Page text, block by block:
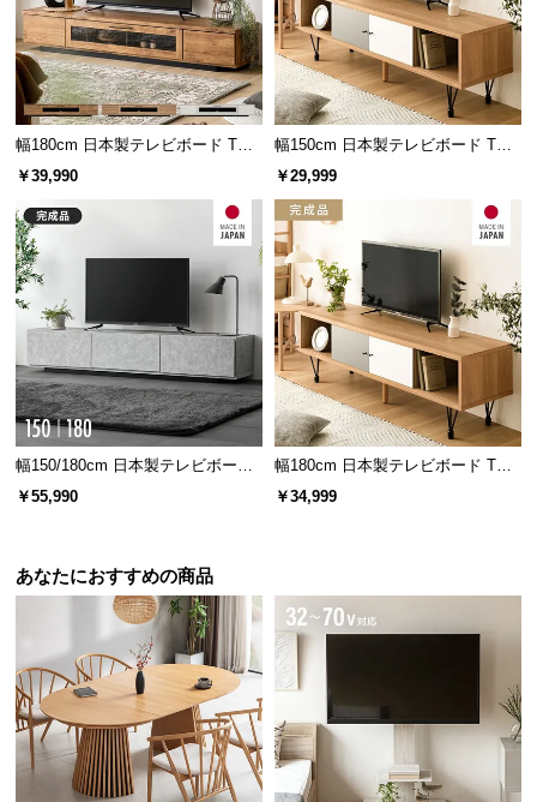
約
に
つ
い
て
お
客
様
サ
ト
お
知
グ
150㎝タイプの内寸
横幅 奥行き 高さ
右側 約86.8㎝ 約37.5㎝ 約10㎝
左側 約37.5㎝
横幅 奥行き 高さ
約56.9㎝ 約37.5㎝
コードスリットで壁付け可能
コードを通すスリットを開けている
ので、壁にぴったり寄せて設置でき
幅180cm 日本製テレビボード TOT-
015
￥39,990
幅150cm 日本製テレビボード TOT-
007
￥29,999
幅150/180cm 日本製テレビボード
TOT-020
￥55,990
幅180cm 日本製テレビボード TOT-
007
￥34,999
あなたにおすすめの商品